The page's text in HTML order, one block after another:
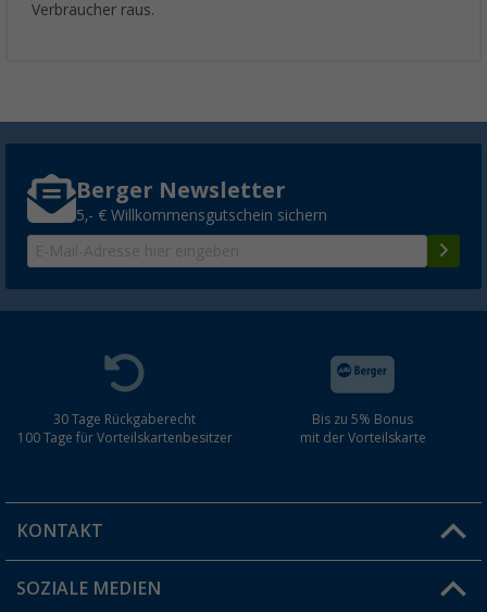
Verbraucher raus.
Berger Newsletter
5,- € Willkommensgutschein sichern
30 Tage Rückgaberecht
100 Tage für Vorteilskartenbesitzer
Bis zu 5% Bonus
mit der Vorteilskarte
KONTAKT
Du hast eine Frage?
SOZIALE MEDIEN